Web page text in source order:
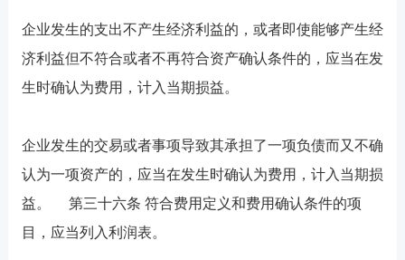
企业发生的支出不产生经济利益的，或者即使能够产生经
济利益但不符合或者不再符合资产确认条件的，应当在发
生时确认为费用，计入当期损益。
企业发生的交易或者事项导致其承担了一项负债而又不确
认为一项资产的，应当在发生时确认为费用，计入当期损
益。 第三十六条 符合费用定义和费用确认条件的项
目，应当列入利润表。